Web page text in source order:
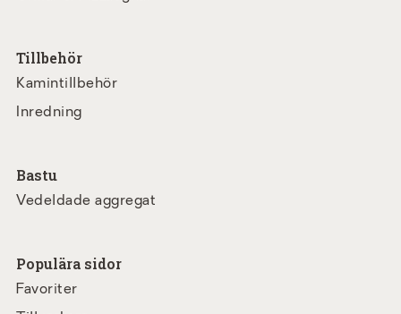
Tillbehör
Kamintillbehör
Inredning
Bastu
Vedeldade aggregat
Populära sidor
Favoriter